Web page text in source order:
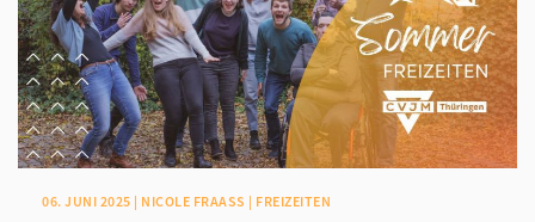
06. JUNI 2025 | NICOLE FRAASS | FREIZEITEN